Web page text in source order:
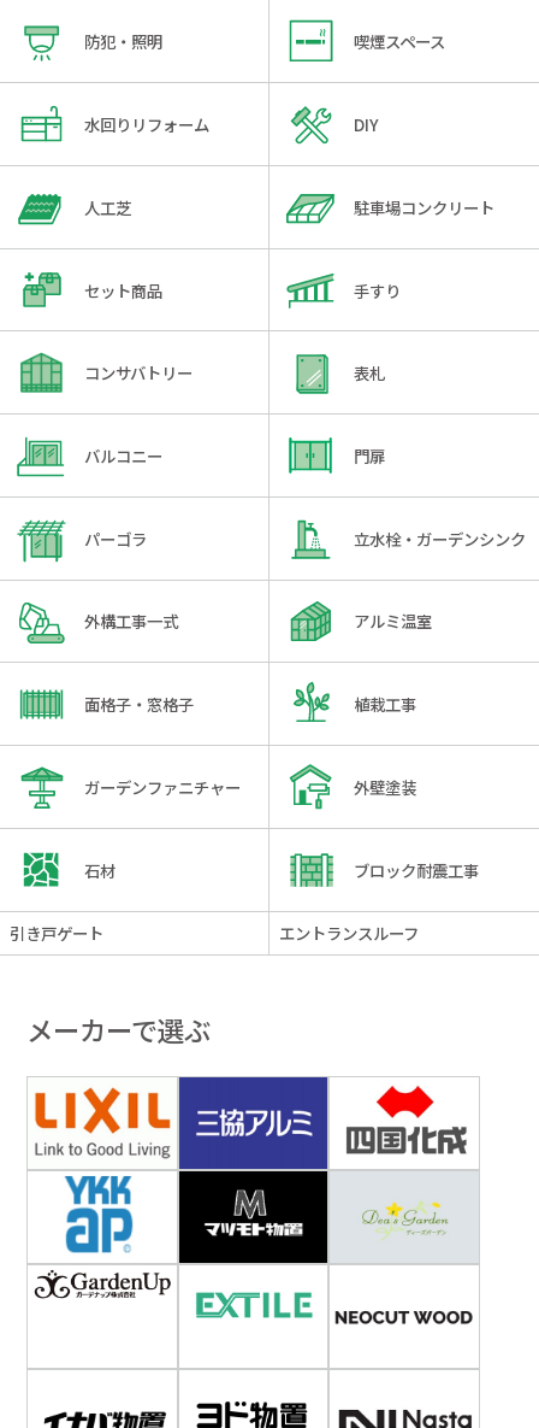
防犯・照明 喫煙スペース
水回りリフォーム DIY
人工芝 駐車場コンクリート
セット商品 手すり
コンサバトリー 表札
バルコニー 門扉
パーゴラ 立水栓・ガーデンシンク
外構工事一式 アルミ温室
面格子・窓格子 植栽工事
ガーデンファニチャー 外壁塗装
石材 ブロック耐震工事
引き戸ゲート エントランスルーフ
メーカーで選ぶ